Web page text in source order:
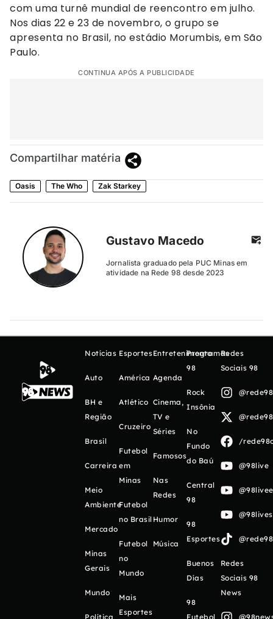
com uma turnê mundial de reencontro em julho.
Nos dias 22 e 23 de novembro, o grupo se
apresenta no Brasil, no estádio Morumbis, em São
Paulo.
CONTINUA APÓS A PUBLICIDADE
Compartilhar matéria
Oasis The Who Zak Starkey
Gustavo Macedo
Jornalista graduado pela PUC Minas em
atividade na Rede 98 desde 2023
Notícias
Auto
BH e
Região
Brasil
Carreira
Meio
Ambiente
Mercado
Minas
Gerais
Mundo
Política
Esportes
América
Atlético
Cruzeiro
Futebol
em
Minas
Futebol
no Brasil
Futebol
no
Mundo
Mais
Esportes
Entretenimento
Agenda
Cinema,
TV e
Séries
Famosos
Nas
Redes
Humor
Música
Programas
98
Rock
Insônia
No
Fundo
do Baú
Central
98
98
Esportes
Buenos
Días
98
Futebol
Redes
Sociais 98
/
@98live
Redes
Sociais 98
News